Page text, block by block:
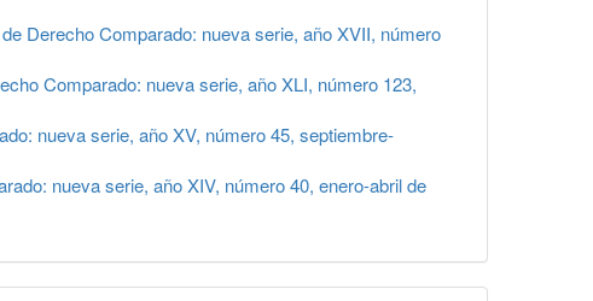
Derecho Comparado: nueva serie, año XVII, número
Comparado: nueva serie, año XLI, número 123,
nueva serie, año XV, número 45, septiembre-
nueva serie, año XIV, número 40, enero-abril de